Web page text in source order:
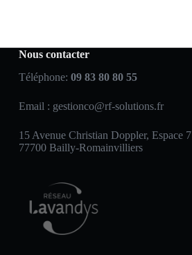
Nous contacter
Téléphone: 09 83 80 80 55
Email : gestionco@rf-solutions.fr
15 Avenue Christian Doppler, Espace 7
77700 Bailly-Romainvilliers